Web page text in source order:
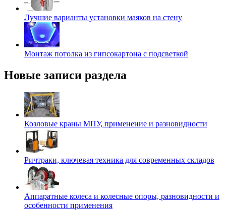
Лучшие варианты установки маяков на стену
Монтаж потолка из гипсокартона с подсветкой
Новые записи раздела
Козловые краны МПУ, применение и разновидности
Ричтраки, ключевая техника для современных складов
Аппаратные колеса и колесные опоры, разновидности и
особенности применения